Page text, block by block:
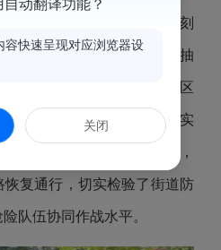
后，街道应急指挥部门即刻
现场围挡警示、积水机械抽
置措施。同时，街道、社区
通过工作群实时上传现场实
衔接顺畅、人员高效配合，
复通行，切实检验了街道防
队伍协同作战水平。
自动翻译功能？
容快速呈现对应浏览器设
关闭